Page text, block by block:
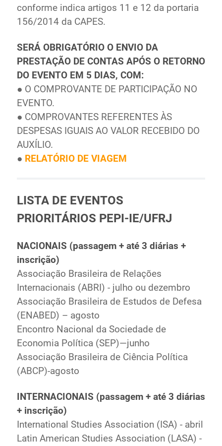
conforme indica artigos 11 e 12 da portaria
156/2014 da CAPES.
SERÁ OBRIGATÓRIO O ENVIO DA
PRESTAÇÃO DE CONTAS APÓS O RETORNO
DO EVENTO EM 5 DIAS, COM:
● O COMPROVANTE DE PARTICIPAÇÃO NO
EVENTO.
● COMPROVANTES REFERENTES ÀS
DESPESAS IGUAIS AO VALOR RECEBIDO DO
AUXÍLIO.
● RELATÓRIO DE VIAGEM
LISTA DE EVENTOS
PRIORITÁRIOS PEPI-IE/UFRJ
NACIONAIS (passagem + até 3 diárias +
inscrição)
Associação Brasileira de Relações
Internacionais (ABRI) - julho ou dezembro
Associação Brasileira de Estudos de Defesa
(ENABED) – agosto
Encontro Nacional da Sociedade de
Economia Política (SEP)—junho
Associação Brasileira de Ciência Política
(ABCP)-agosto
INTERNACIONAIS (passagem + até 3 diárias
+ inscrição)
International Studies Association (ISA) - abril
Latin American Studies Association (LASA) -